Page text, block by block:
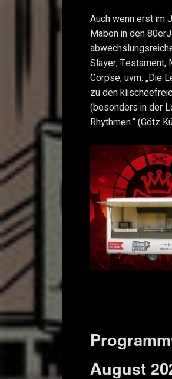
Auch wenn erst im
Mabon in den
Slayer, Testament,
Corpse, uvm. „Die
zu den
(besonders in der
Rhythmen.“ (Götz
August